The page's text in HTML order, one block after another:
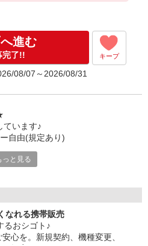
(規定有)
定有)
○。・゜+゜
進む
完了!! キープ
08/07～2026/08/31
います♪
自由(規定あり)
験スタート。
です♪
、
っと見る
なれる携帯販売
るおシゴト♪
心を。新規契約、機種変更、